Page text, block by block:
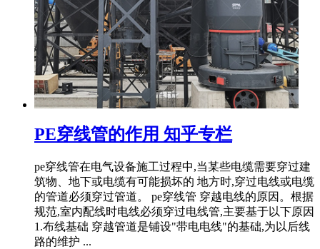
PE穿线管的作用 知乎专栏
pe穿线管在电气设备施工过程中,当某些电缆需要穿过建
筑物、地下或电缆有可能损坏的 地方时,穿过电线或电缆
的管道必须穿过管道。 pe穿线管 穿越电线的原因。根据
规范,室内配线时电线必须穿过电线管,主要基于以下原因
1.布线基础 穿越管道是铺设"带电电线"的基础,为以后线
路的维护 ...